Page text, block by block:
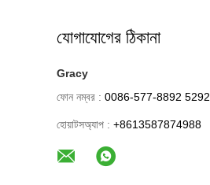
যোগাযোগের ঠিকানা
Gracy
ফোন নম্বর : 0086-577-8892 5292
হোয়াটসঅ্যাপ : +8613587874988